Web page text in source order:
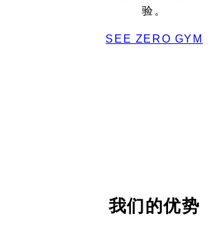
验。
SEE ZERO GYM
我们的优势